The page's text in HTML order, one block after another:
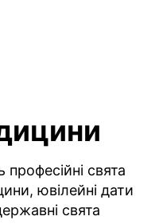
свята
ювілейні дати
свята